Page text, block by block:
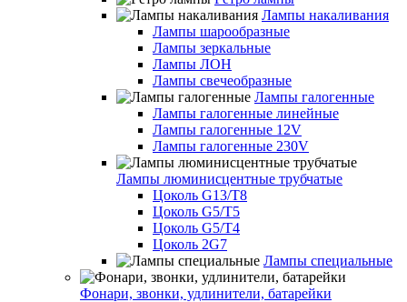
Лампы накаливания
Лампы шарообразные
Лампы зеркальные
Лампы ЛОН
Лампы свечеобразные
Лампы галогенные
Лампы галогенные линейные
Лампы галогенные 12V
Лампы галогенные 230V
Лампы люминисцентные трубчатые
Цоколь G13/T8
Цоколь G5/Т5
Цоколь G5/T4
Цоколь 2G7
Лампы специальные
Фонари, звонки, удлинители, батарейки